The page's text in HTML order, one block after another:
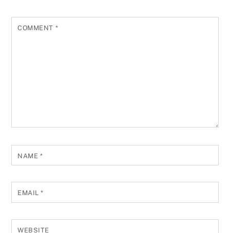
COMMENT *
NAME *
EMAIL*
WEBSITE